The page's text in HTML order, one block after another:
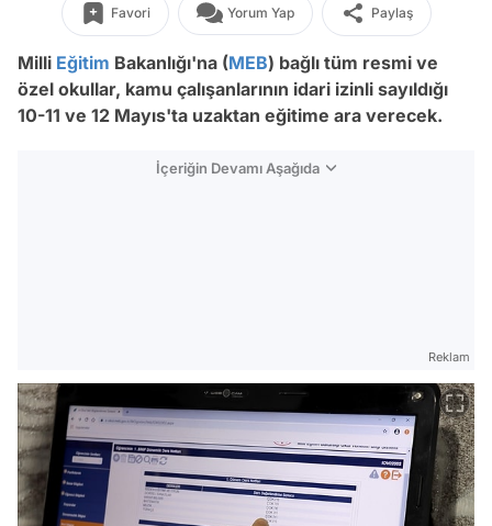
Favori Yorum Yap Paylaş
Milli Eğitim Bakanlığı'na (MEB) bağlı tüm resmi ve
özel okullar, kamu çalışanlarının idari izinli sayıldığı
10-11 ve 12 Mayıs'ta uzaktan eğitime ara verecek.
İçeriğin Devamı Aşağıda
Reklam